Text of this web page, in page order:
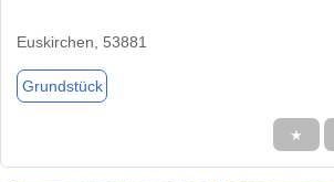
Euskirchen, 53881
Grundstück
★